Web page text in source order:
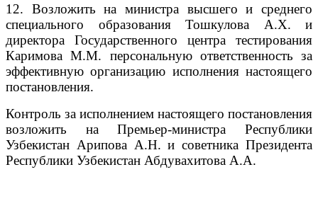
12. Возложить на министра высшего и среднего
специального образования Тошкулова А.Х. и
директора Государственного центра тестирования
Каримова М.М. персональную ответственность за
эффективную организацию исполнения настоящего
постановления.
Контроль за исполнением настоящего постановления
возложить на Премьер-министра Республики
Узбекистан Арипова А.Н. и советника Президента
Республики Узбекистан Абдувахитова А.А.